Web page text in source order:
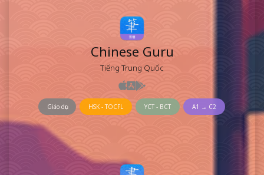
Chinese Guru
Tiếng Trung Quốc
Giáo dục HSK - TOCFL YCT - BCT A1 → C2